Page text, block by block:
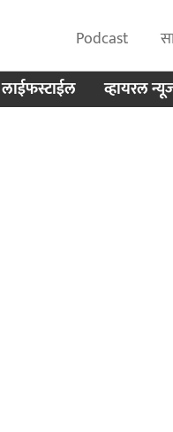
Podcast
लाईफस्टाईल व्हायरल